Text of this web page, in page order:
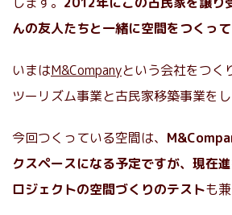
んの友人たちと一緒に空間をつくっ
いまはM&Companyという会社をつく
ツーリズム事業と古民家移築事業をし
今回つくっている空間は、
クスペースになる予定ですが、現在
ロジェクトの空間づくりのテストも